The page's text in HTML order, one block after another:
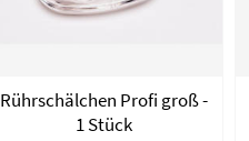
Rührschälchen Profi groß -
1 Stück